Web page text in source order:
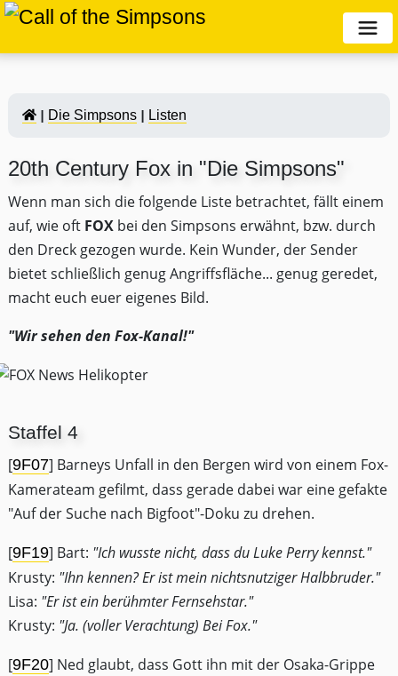
Die Simpsons Listen
20th Century Fox in "Die Simpsons"
Wenn man sich die folgende Liste betrachtet, fällt einem
auf, wie oft FOX bei den Simpsons erwähnt, bzw. durch
den Dreck gezogen wurde. Kein Wunder, der Sender
bietet schließlich genug Angriffsfläche... genug geredet,
macht euch euer eigenes Bild.
"Wir sehen den Fox-Kanal!"
Staffel 4
[9F07] Barneys Unfall in den Bergen wird von einem Fox-
Kamerateam gefilmt, dass gerade dabei war eine gefakte
"Auf der Suche nach Bigfoot"-Doku zu drehen.
[9F19] Bart: "Ich wusste nicht, dass du Luke Perry kennst."
Krusty: "Ihn kennen? Er ist mein nichtsnutziger Halbbruder."
Lisa: "Er ist ein berühmter Fernsehstar."
Krusty: "Ja. (voller Verachtung) Bei Fox."
[9F20] Ned glaubt, dass Gott ihn mit der Osaka-Grippe